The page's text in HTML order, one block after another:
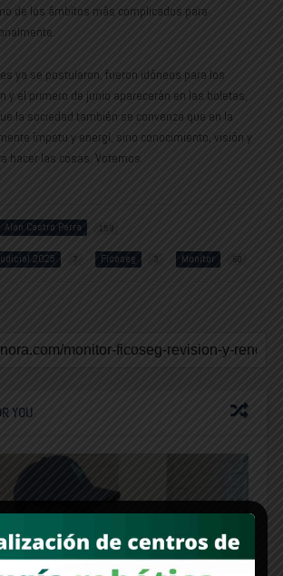
de los ámbitos más complicados para
ya se postularon, fueron idóneos para los
y el primero de junio aparecerán en las boletas,
la sociedad también se convenza que en la
ímpetu y energí, sino conocimiento, visión y
hacer las cosas. Votemos.
Alan Castro Parra 159
2025 7 Ficoseg 3 Monitor 60
YOU
un Hermosillo más limpio y